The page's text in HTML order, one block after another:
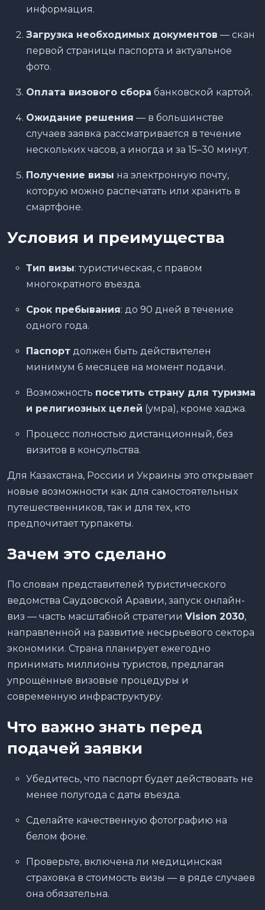
информация.
Загрузка необходимых документов — скан
первой страницы паспорта и актуальное
фото.
Оплата визового сбора банковской картой.
Ожидание решения — в большинстве
случаев заявка рассматривается в течение
нескольких часов, а иногда и за 15–30 минут.
Получение визы на электронную почту,
которую можно распечатать или хранить в
смартфоне.
Условия и преимущества
Тип визы: туристическая, с правом
многократного въезда.
Срок пребывания: до 90 дней в течение
одного года.
Паспорт должен быть действителен
минимум 6 месяцев на момент подачи.
Возможность посетить страну для туризма
и религиозных целей (умра), кроме хаджа.
Процесс полностью дистанционный, без
визитов в консульства.
Для Казахстана, России и Украины это открывает
новые возможности как для самостоятельных
путешественников, так и для тех, кто
предпочитает турпакеты.
Зачем это сделано
По словам представителей туристического
ведомства Саудовской Аравии, запуск онлайн-
виз — часть масштабной стратегии Vision 2030,
направленной на развитие несырьевого сектора
экономики. Страна планирует ежегодно
принимать миллионы туристов, предлагая
упрощённые визовые процедуры и
современную инфраструктуру.
Что важно знать перед
подачей заявки
Убедитесь, что паспорт будет действовать не
менее полугода с даты въезда.
Сделайте качественную фотографию на
белом фоне.
Проверьте, включена ли медицинская
страховка в стоимость визы — в ряде случаев
она обязательна.